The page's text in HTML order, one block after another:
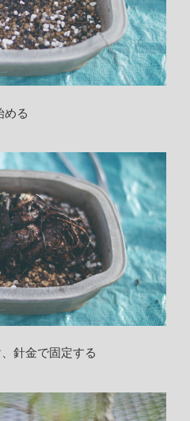
める
針金で固定する